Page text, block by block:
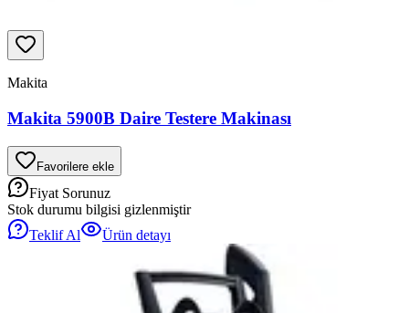
Makita
Makita 5900B Daire Testere Makinası
Favorilere ekle
Fiyat Sorunuz
Stok durumu bilgisi gizlenmiştir
Teklif Al
Ürün detayı